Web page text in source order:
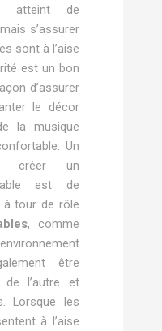
atteint de
s’assurer
sont à l’aise
est un bon
d’assurer
le décor
la musique
Un
créer un
est de
à tour de rôle
, comme
être
l’autre et
Lorsque les
à l’aise